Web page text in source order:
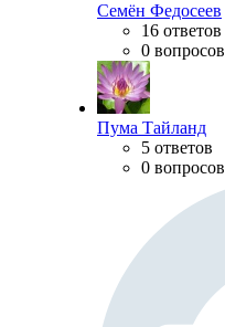
Семён Федосеев
16 ответов
0 вопросов
Пума Тайланд
5 ответов
0 вопросов